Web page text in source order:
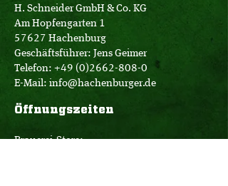
H. Schneider GmbH & Co. KG
Am Hopfengarten 1
57627 Hachenburg
Geschäftsführer: Jens Geimer
Telefon: +49 (0)2662-808-0
E-Mail: info@hachenburger.de
Öffnungszeiten
Brauerei-Store: